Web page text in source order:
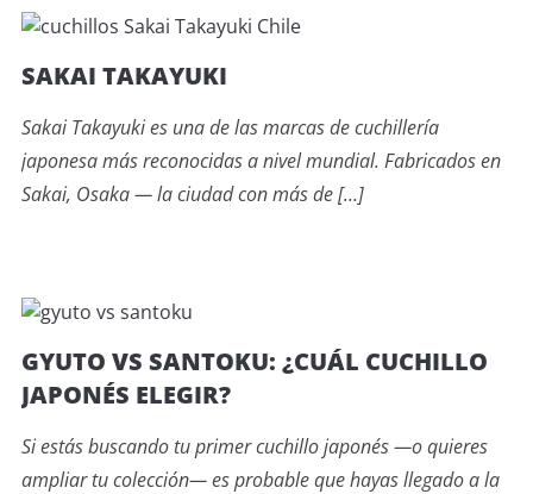
SAKAI TAKAYUKI
Sakai Takayuki es una de las marcas de cuchillería
japonesa más reconocidas a nivel mundial. Fabricados en
Sakai, Osaka — la ciudad con más de […]
GYUTO VS SANTOKU: ¿CUÁL CUCHILLO
JAPONÉS ELEGIR?
Si estás buscando tu primer cuchillo japonés —o quieres
ampliar tu colección— es probable que hayas llegado a la